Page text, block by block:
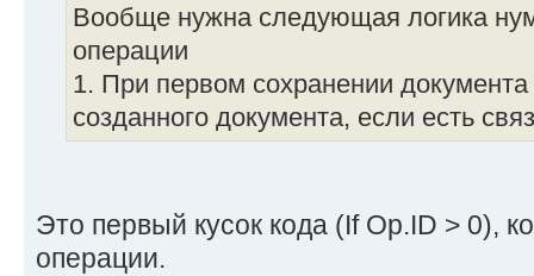
Вообще нужна следующая логика
операции
1. При первом сохранении
созданного документа, если есть
Это первый кусок кода (If Op.ID > 0),
операции.